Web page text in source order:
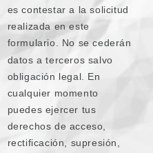
es contestar a la solicitud
realizada en este
formulario. No se cederán
datos a terceros salvo
obligación legal. En
cualquier momento
puedes ejercer tus
derechos de acceso,
rectificación, supresión,